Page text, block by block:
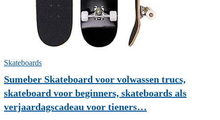
Skateboards
Sumeber Skateboard voor volwassen trucs,
skateboard voor beginners, skateboards als
verjaardagscadeau voor tieners…